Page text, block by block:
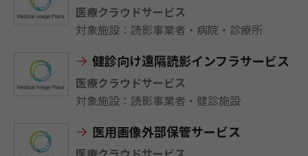
医療クラウドサービス
対象施設：読影事業者・病院・診療所
健診向け遠隔読影インフラサービス
医療クラウドサービス
対象施設：読影事業者・健診施設
医用画像外部保管サービス